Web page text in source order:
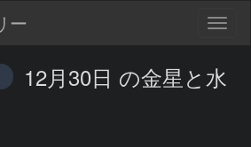
ー
12月30日 の金星と水